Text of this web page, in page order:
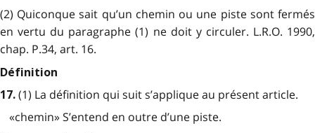
(2) Quiconque sait qu’un chemin ou une piste sont fermés
en vertu du paragraphe (1) ne doit y circuler. L.R.O. 1990,
chap. P.34, art. 16.
Définition
17. (1) La définition qui suit s’applique au présent article.
«chemin» S’entend en outre d’une piste.